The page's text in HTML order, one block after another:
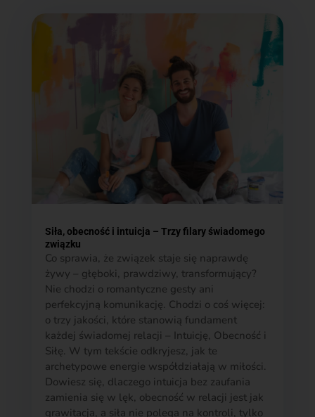
Siła, obecność i intuicja – Trzy filary świadomego
związku
Co sprawia, że związek staje się naprawdę
żywy – głęboki, prawdziwy, transformujący?
Nie chodzi o romantyczne gesty ani
perfekcyjną komunikację. Chodzi o coś więcej:
o trzy jakości, które stanowią fundament
każdej świadomej relacji – Intuicję, Obecność i
Siłę. W tym tekście odkryjesz, jak te
archetypowe energie współdziałają w miłości.
Dowiesz się, dlaczego intuicja bez zaufania
zamienia się w lęk, obecność w relacji jest jak
grawitacja, a siła nie polega na kontroli, tylko